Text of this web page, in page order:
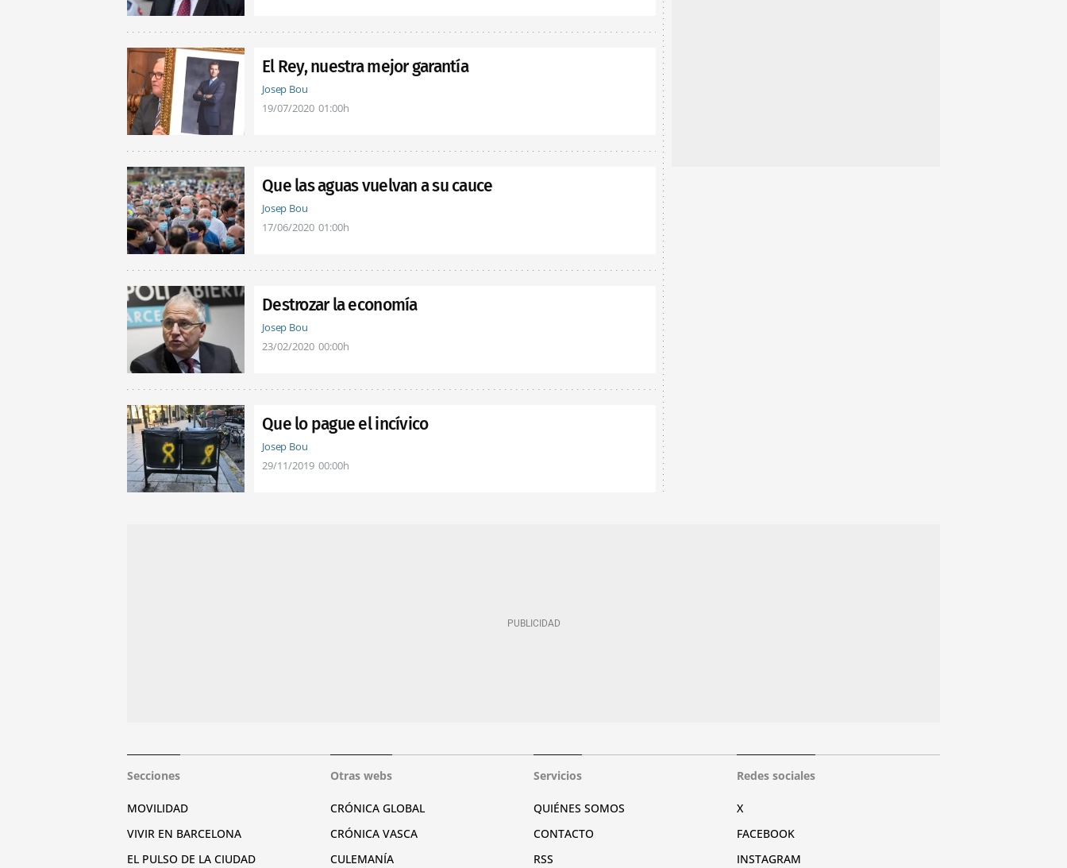
El Rey, nuestra mejor garantía
Josep Bou
19/07/2020 01:00h
Que las aguas vuelvan a su cauce
Josep Bou
17/06/2020 01:00h
Destrozar la economía
Josep Bou
23/02/2020 00:00h
Que lo pague el incívico
Josep Bou
29/11/2019 00:00h
Secciones
MOVILIDAD
VIVIR EN BARCELONA
EL PULSO DE LA CIUDAD
Otras webs
CRÓNICA GLOBAL
CRÓNICA VASCA
CULEMANÍA
Servicios
QUIÉNES SOMOS
CONTACTO
RSS
Redes sociales
X
FACEBOOK
INSTAGRAM